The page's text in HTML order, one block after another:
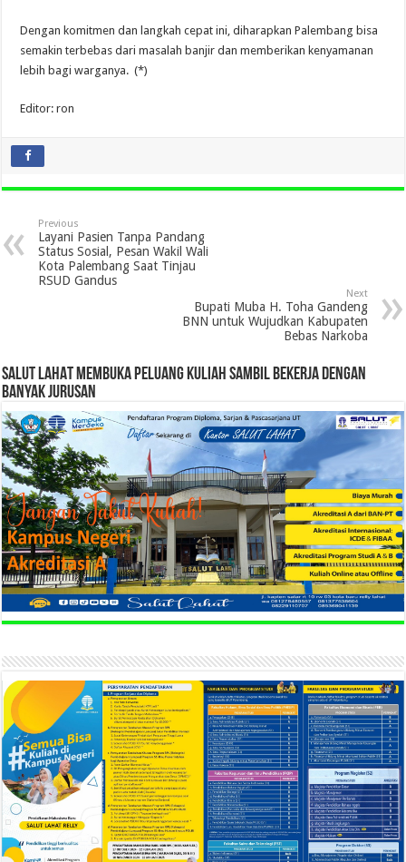
Dengan komitmen dan langkah cepat ini, diharapkan Palembang bisa
semakin terbebas dari masalah banjir dan memberikan kenyamanan
lebih bagi warganya. (*)
Editor: ron
Previous
Layani Pasien Tanpa Pandang
Status Sosial, Pesan Wakil Wali
Kota Palembang Saat Tinjau
RSUD Gandus
Next
Bupati Muba H. Toha Gandeng
BNN untuk Wujudkan Kabupaten
Bebas Narkoba
SALUT LAHAT MEMBUKA PELUANG KULIAH SAMBIL BEKERJA DENGAN
BANYAK JURUSAN